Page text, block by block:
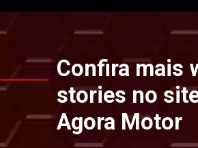
Openinghttps://
Confira mais
stories no
Agora Motor